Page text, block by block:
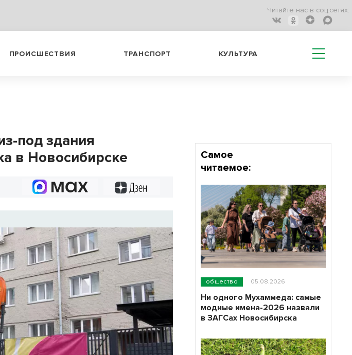
Читайте нас в соц.сетях:
ПРОИСШЕСТВИЯ ТРАНСПОРТ КУЛЬТУРА
под здания
в Новосибирске
Самое
читаемое:
общество 05.08.2026
Ни одного Мухаммеда: самые
модные имена-2026 назвали
в ЗАГСах Новосибирска